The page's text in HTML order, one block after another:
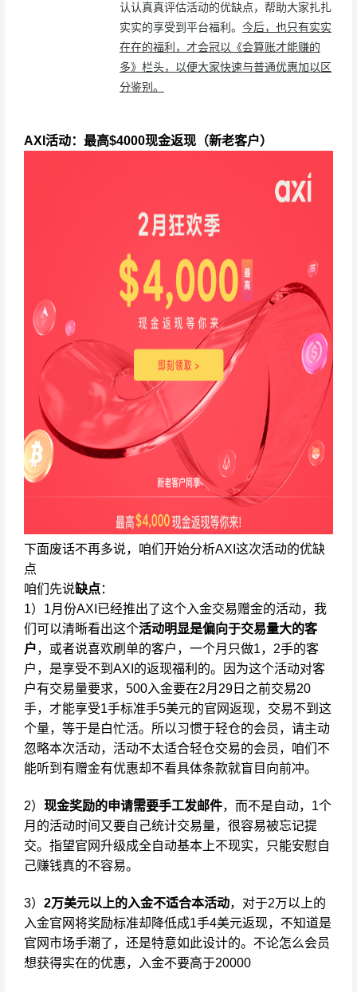
认认真真评估活动的优缺点，帮助大家扎扎
实实的享受到平台福利。 今后，也只有实实
在在的福利，才会冠以《会算账才能赚的
多》栏头，以便大家快速与普通优惠加以区
分鉴别。
AXI活动：最高$4000现金返现（新老客户）
下面废话不再多说，咱们开始分析AXI这次活动的优缺
点
咱们先说缺点：
1）1月份AXI已经推出了这个入金交易赠金的活动，我
们可以清晰看出这个活动明显是偏向于交易量大的客
户，或者说喜欢刷单的客户，一个月只做1，2手的客
户，是享受不到AXI的返现福利的。因为这个活动对客
户有交易量要求，500入金要在2月29日之前交易20
手，才能享受1手标准手5美元的官网返现，交易不到这
个量，等于是白忙活。所以习惯于轻仓的会员，请主动
忽略本次活动，活动不太适合轻仓交易的会员，咱们不
能听到有赠金有优惠却不看具体条款就盲目向前冲。
2） 现金奖励的申请需要手工发邮件，而不是自动，1个
月的活动时间又要自己统计交易量，很容易被忘记提
交。指望官网升级成全自动基本上不现实，只能安慰自
己赚钱真的不容易。
3） 2万美元以上的入金不适合本活动，对于2万以上的
入金官网将奖励标准却降低成1手4美元返现，不知道是
官网市场手潮了，还是特意如此设计的。不论怎么会员
想获得实在的优惠，入金不要高于20000